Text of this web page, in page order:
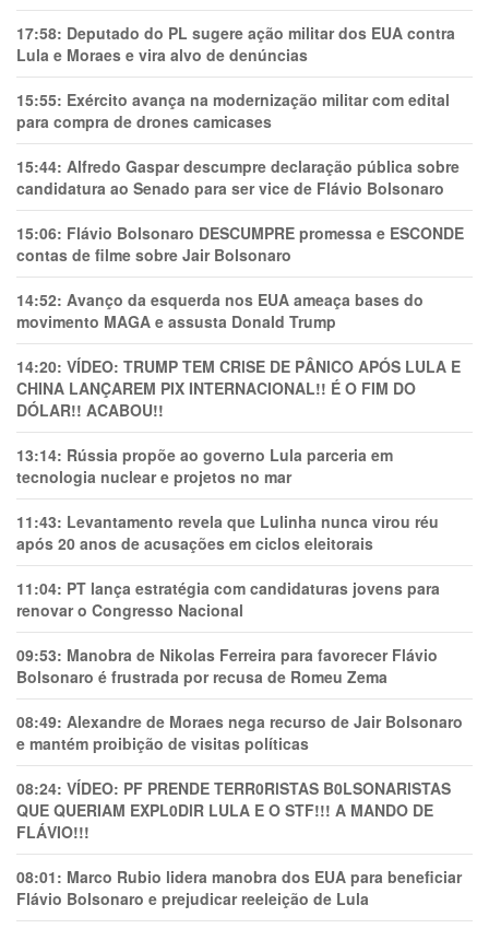
17:58: Deputado do PL sugere ação militar dos EUA contra
Lula e Moraes e vira alvo de denúncias
15:55: Exército avança na modernização militar com edital
para compra de drones camicases
15:44: Alfredo Gaspar descumpre declaração pública sobre
candidatura ao Senado para ser vice de Flávio Bolsonaro
15:06: Flávio Bolsonaro DESCUMPRE promessa e ESCONDE
contas de filme sobre Jair Bolsonaro
14:52: Avanço da esquerda nos EUA ameaça bases do
movimento MAGA e assusta Donald Trump
14:20: VÍDEO: TRUMP TEM CRlSE DE PÂNlCO APÓS LULA E
CHINA LANÇAREM PIX INTERNACIONAL!! É O FIM DO
DÓLAR!! ACABOU!!
13:14: Rússia propõe ao governo Lula parceria em
tecnologia nuclear e projetos no mar
11:43: Levantamento revela que Lulinha nunca virou réu
após 20 anos de acusações em ciclos eleitorais
11:04: PT lança estratégia com candidaturas jovens para
renovar o Congresso Nacional
09:53: Manobra de Nikolas Ferreira para favorecer Flávio
Bolsonaro é frustrada por recusa de Romeu Zema
08:49: Alexandre de Moraes nega recurso de Jair Bolsonaro
e mantém proibição de visitas políticas
08:24: VÍDEO: PF PRENDE TERR0RlSTAS B0LSONARlSTAS
QUE QUERIAM EXPL0DlR LULA E O STF!!! A MANDO DE
FLÁVIO!!!
08:01: Marco Rubio lidera manobra dos EUA para beneficiar
Flávio Bolsonaro e prejudicar reeleição de Lula